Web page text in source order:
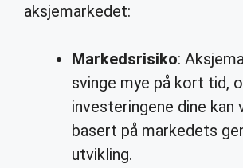
aksjemarkedet:
Markedsrisiko:
svinge mye på kort tid,
investeringene dine kan
basert på markedets
utvikling.